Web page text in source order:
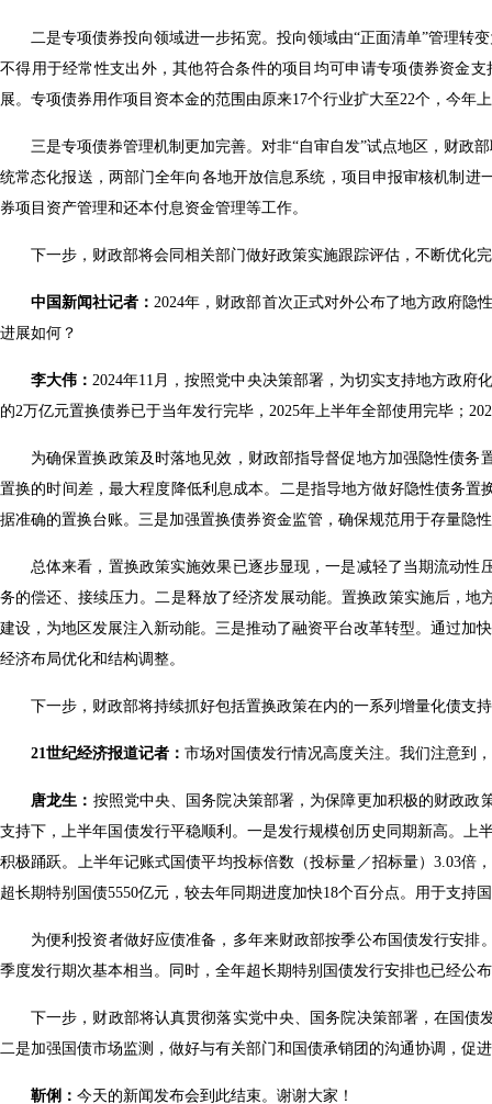
二是专项债券投向领域进一步拓宽。投向领域由“正面清单”管理转
不得用于经常性支出外，其他符合条件的项目均可申请专项债券资金
展。专项债券用作项目资本金的范围由原来17个行业扩大至22个，今
三是专项债券管理机制更加完善。对非“自审自发”试点地区，财政
统常态化报送，两部门全年向各地开放信息系统，项目申报审核机制
券项目资产管理和还本付息资金管理等工作。
下一步，财政部将会同相关部门做好政策实施跟踪评估，不断优化
中国新闻社记者：2024年，财政部首次正式对外公布了地方政府隐
进展如何？
李大伟：2024年11月，按照党中央决策部署，为切实支持地方政府
的2万亿元置换债券已于当年发行完毕，2025年上半年全部使用完毕；
为确保置换政策及时落地见效，财政部指导督促地方加强隐性债
置换的时间差，最大程度降低利息成本。二是指导地方做好隐性债务
据准确的置换台账。三是加强置换债券资金监管，确保规范用于存量
总体来看，置换政策实施效果已逐步显现，一是减轻了当期流动
务的偿还、接续压力。二是释放了经济发展动能。置换政策实施后，
建设，为地区发展注入新动能。三是推动了融资平台改革转型。通过加
经济布局优化和结构调整。
下一步，财政部将持续抓好包括置换政策在内的一系列增量化债
21世纪经济报道记者： 市场对国债发行情况高度关注。我们注意到
唐龙生： 按照党中央、国务院决策部署，为保障更加积极的财政
支持下，上半年国债发行平稳顺利。一是发行规模创历史同期新高。上
积极踊跃。上半年记账式国债平均投标倍数（投标量／招标量）3.03倍
超长期特别国债5550亿元，较去年同期进度加快18个百分点。用于支
为便利投资者做好应债准备，多年来财政部按季公布国债发行安
季度发行期次基本相当。同时，全年超长期特别国债发行安排也已经公
下一步，财政部将认真贯彻落实党中央、国务院决策部署，在国债
二是加强国债市场监测，做好与有关部门和国债承销团的沟通协调，
靳俐： 今天的新闻发布会到此结束。谢谢大家！